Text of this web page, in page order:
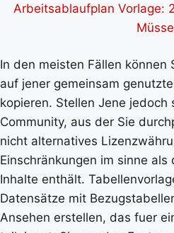
Arbeitsablaufplan Vorlage:
In den meisten Fällen können
auf jener gemeinsam
kopieren. Stellen Jene jedoch
Community, aus der Sie
nicht alternatives
Einschränkungen im sinne als
Inhalte enthält.
Datensätze mit
Ansehen erstellen, das fuer